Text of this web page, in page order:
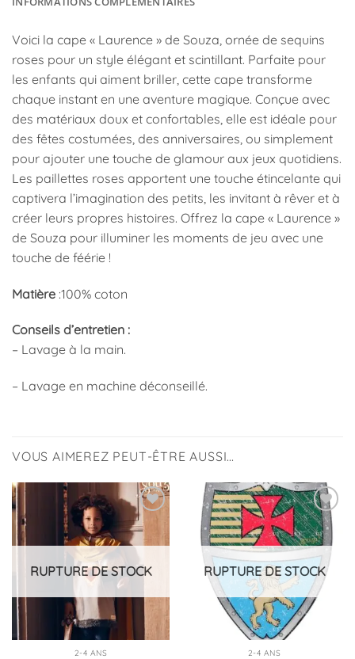
Voici la cape « Laurence » de Souza, ornée de sequins
roses pour un style élégant et scintillant. Parfaite pour
les enfants qui aiment briller, cette cape transforme
chaque instant en une aventure magique. Conçue avec
des matériaux doux et confortables, elle est idéale pour
des fêtes costumées, des anniversaires, ou simplement
pour ajouter une touche de glamour aux jeux quotidiens.
Les paillettes roses apportent une touche étincelante qui
captivera l’imagination des petits, les invitant à rêver et à
créer leurs propres histoires. Offrez la cape « Laurence »
de Souza pour illuminer les moments de jeu avec une
touche de féérie !
Matière :100% coton
Conseils d’entretien :
– Lavage à la main.
– Lavage en machine déconseillé.
VOUS AIMEREZ PEUT-ÊTRE AUSSI…
Ajouter
à la
liste
RUPTURE DE STOCK
2-4 ANS
Ajouter
à la
liste
d’envies
RUPTURE DE STOCK
2-4 ANS